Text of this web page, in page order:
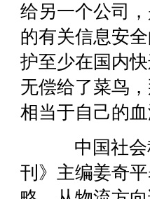
给另一个公司
的有关信息安
护至少在国内
无偿给了菜鸟
相当于自己的
中国社会
刊》主编姜奇